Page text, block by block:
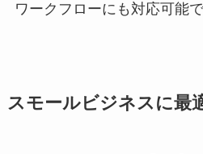
ワークフローにも対応可能で
スモールビジネスに最